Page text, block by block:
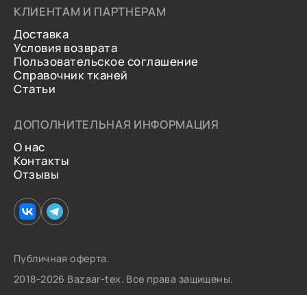
КЛИЕНТАМ И ПАРТНЕРАМ
Доставка
Условия возврата
Пользовательское соглашение
Справочник тканей
Статьи
ДОПОЛНИТЕЛЬНАЯ ИНФОРМАЦИЯ
О нас
Контакты
Отзывы
Публичная оферта.
2018-2026 Bazaar-tex. Все права защищены.